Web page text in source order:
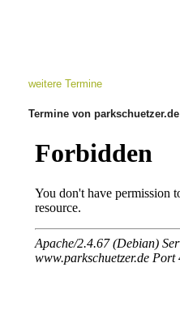
weitere Termine
Termine von parkschuetzer.de